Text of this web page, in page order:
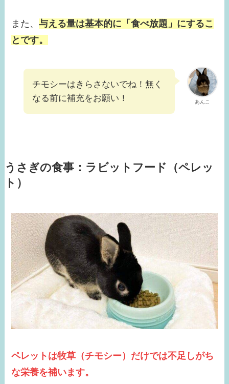
また、与える量は基本的に「食べ放題」にするこ
とです。
あんこ
チモシーはきらさないでね！無く
なる前に補充をお願い！
うさぎの食事：ラビットフード（ペレッ
ト）
ペレットは牧草（チモシー）だけでは不足しがち
な栄養を補います。